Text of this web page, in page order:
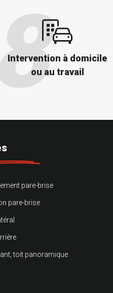
Intervention à domicile
ou au travail
pare-brise
pare-brise
toit panoramique